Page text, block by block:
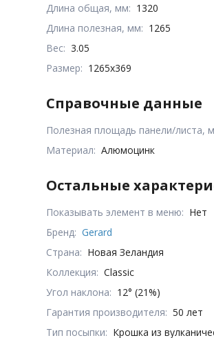
Длина общая, мм: 1320
Длина полезная, мм: 1265
Вес: 3.05
Размер: 1265x369
Справочные данные
Полезная площадь панели/листа,
Материал: Алюмоцинк
Остальные
Показывать элемент в меню: Нет
Бренд: Gerard
Страна: Новая Зеландия
Коллекция: Classic
Угол наклона: 12° (21%)
Гарантия производителя: 50 лет
Тип посыпки: Крошка из